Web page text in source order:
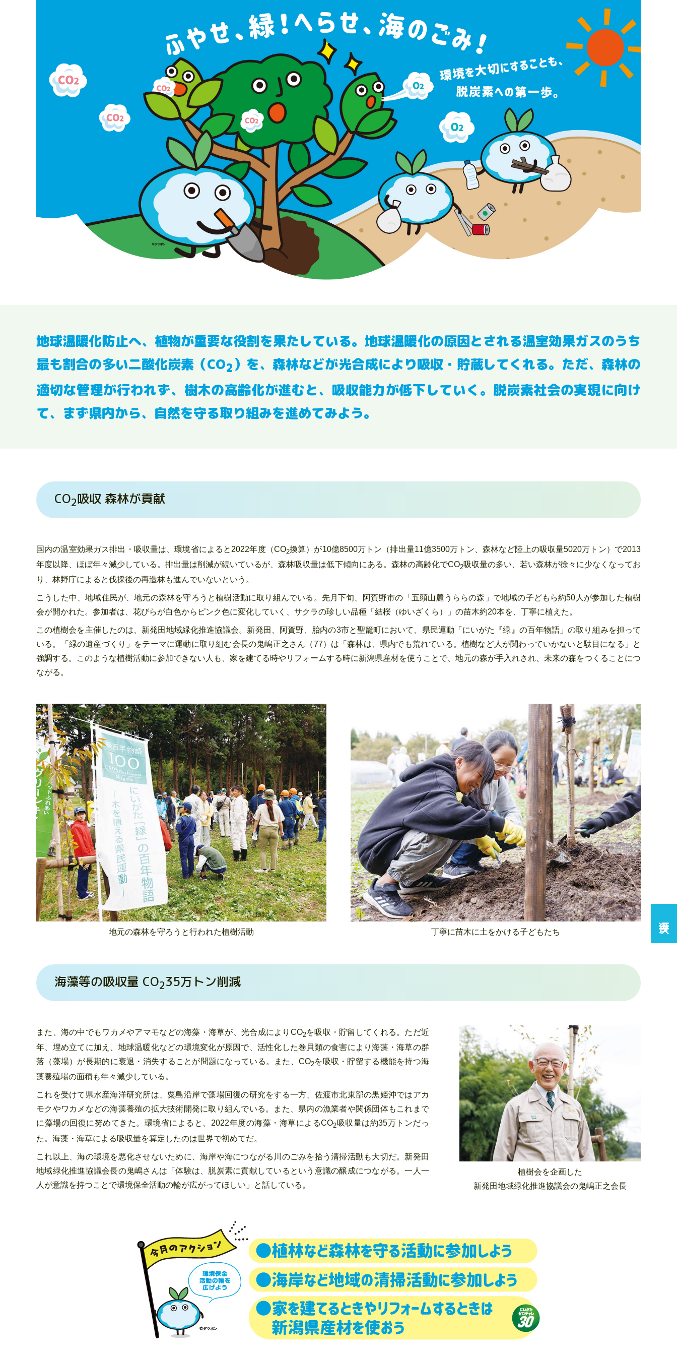
地球温暖化防止へ、植物が重要な役割を果たしている。地球温暖化の原因とされる温室効果ガスのうち
最も割合の多い二酸化炭素（CO2）を、森林などが光合成により吸収・貯蔵してくれる。ただ、森林の
適切な管理が行われず、樹木の高齢化が進むと、吸収能力が低下していく。脱炭素社会の実現に向け
て、まず県内から、自然を守る取り組みを進めてみよう。
CO2吸収 森林が貢献
国内の温室効果ガス排出・吸収量は、環境省によると2022年度（CO2換算）が10億8500万トン（排出量11億3500万トン、森林など陸上の吸収量5020万トン）で2013
年度以降、ほぼ年々減少している。排出量は削減が続いているが、森林吸収量は低下傾向にある。森林の高齢化でCO2吸収量の多い、若い森林が徐々に少なくなってお
り、林野庁によると伐採後の再造林も進んでいないという。
こうした中、地域住民が、地元の森林を守ろうと植樹活動に取り組んでいる。先月下旬、阿賀野市の「五頭山麓うららの森」で地域の子どもら約50人が参加した植樹
会が開かれた。参加者は、花びらが白色からピンク色に変化していく、サクラの珍しい品種「結桜（ゆいざくら）」の苗木約20本を、丁寧に植えた。
この植樹会を主催したのは、新発田地域緑化推進協議会。新発田、阿賀野、胎内の3市と聖籠町において、県民運動「にいがた『緑』の百年物語」の取り組みを担って
いる。「緑の遺産づくり」をテーマに運動に取り組む会長の鬼嶋正之さん（77）は「森林は、県内でも荒れている。植樹など人が関わっていかないと駄目になる」と
強調する。このような植樹活動に参加できない人も、家を建てる時やリフォームする時に新潟県産材を使うことで、地元の森が手入れされ、未来の森をつくることにつ
ながる。
地元の森林を守ろうと行われた植樹活動 丁寧に苗木に土をかける子どもたち
海藻等の吸収量 CO235万トン削減
また、海の中でもワカメやアマモなどの海藻・海草が、光合成によりCO2を吸収・貯留してくれる。ただ近
年、埋め立てに加え、地球温暖化などの環境変化が原因で、活性化した巻貝類の食害により海藻・海草の群
落（藻場）が長期的に衰退・消失することが問題になっている。また、CO2を吸収・貯留する機能を持つ海
藻養殖場の面積も年々減少している。
これを受けて県水産海洋研究所は、粟島沿岸で藻場回復の研究をする一方、佐渡市北東部の黒姫沖ではアカ
モクやワカメなどの海藻養殖の拡大技術開発に取り組んでいる。また、県内の漁業者や関係団体もこれまで
に藻場の回復に努めてきた。環境省によると、2022年度の海藻・海草によるCO2吸収量は約35万トンだっ
た。海藻・海草による吸収量を算定したのは世界で初めてだ。
これ以上、海の環境を悪化させないために、海岸や海につながる川のごみを拾う清掃活動も大切だ。新発田
地域緑化推進協議会長の鬼嶋さんは「体験は、脱炭素に貢献しているという意識の醸成につながる。一人一
人が意識を持つことで環境保全活動の輪が広がってほしい」と話している。
植樹会を企画した
新発田地域緑化推進協議会の鬼嶋正之会長